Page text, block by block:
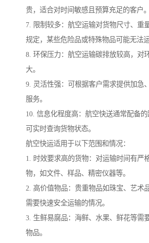
贵，适合对时间敏感且预算充足的客户。
7. 限制较多：航空运输对货物尺寸、重
规定，某些危险品或特殊物品可能无法运
8. 环保压力：航空运输碳排放较高，对
大。
9. 灵活性强：可根据客户需求提供加急
服务。
10. 信息化程度高：航空快送通常配备
可实时查询货物状态。
航空快运适用于以下范围和情况：
1. 时效要求高的货物：对运输时间有严
物，如文件、样品、精密仪器等。
2. 高价值物品：贵重物品如珠宝、艺术
需要快速安全运输的情况。
3. 生鲜易腐品：海鲜、水果、鲜花等需
物品。